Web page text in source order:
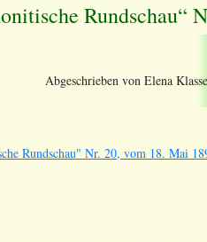
Rundschau“
Abgeschrieben von Elena
Rundschau" Nr. 20, vom 18. Mai